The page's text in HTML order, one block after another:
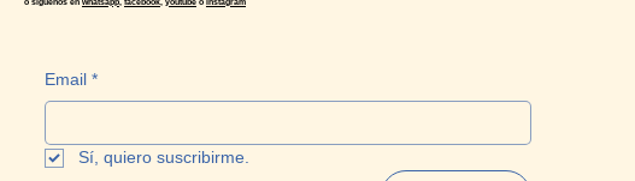
o síguenos en whatsapp, facebook, youtubeo instagram
Email *
Sí, quiero suscribirme.